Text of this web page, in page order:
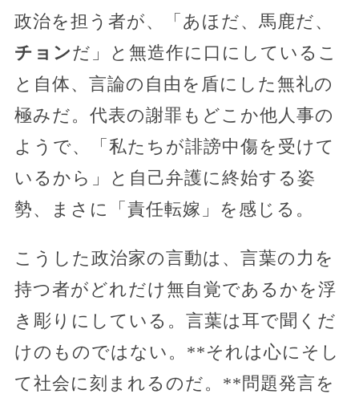
政治を担う者が、「あほだ、馬鹿だ、
チョンだ」と無造作に口にしているこ
と自体、言論の自由を盾にした無礼の
極みだ。代表の謝罪もどこか他人事の
ようで、「私たちが誹謗中傷を受けて
いるから」と自己弁護に終始する姿
勢、まさに「責任転嫁」を感じる。
こうした政治家の言動は、言葉の力を
持つ者がどれだけ無自覚であるかを浮
き彫りにしている。言葉は耳で聞くだ
けのものではない。**それは心にそし
て社会に刻まれるのだ。**問題発言を